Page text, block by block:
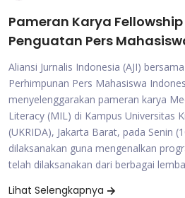
Pameran Karya Fellowship
Penguatan Pers
Aliansi Jurnalis Indonesia (AJI)
Perhimpunan Pers Mahasiswa
menyelenggarakan pameran karya
Literacy (MIL) di Kampus Universitas
(UKRIDA), Jakarta Barat, pada Senin
dilaksanakan guna mengenalkan
telah dilaksanakan dari berbagai
Lihat Selengkapnya